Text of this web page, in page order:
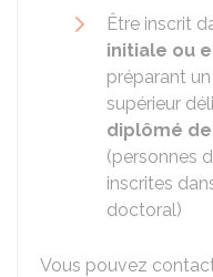
Être inscrit
initiale ou
préparant
supérieur
diplômé
(personnes
inscrites
doctoral)
Vous pouvez